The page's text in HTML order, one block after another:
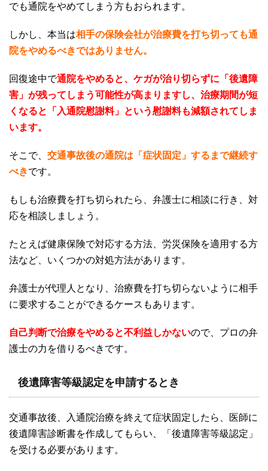
でも通院をやめてしまう方もおられます。
しかし、本当は相手の保険会社が治療費を打ち切っても通
院をやめるべきではありません。
回復途中で通院をやめると、ケガが治り切らずに 「後遺障
害」が残ってしまう可能性が高まりますし、治療期間が短
くなると「入通院慰謝料」という慰謝料も減額されてしま
います。
そこで、 交通事故後の通院は「症状固定」するまで継続す
べきです。
もしも治療費を打ち切られたら、弁護士に相談に行き、対
応を相談しましょう。
たとえば健康保険で対応する方法、労災保険を適用する方
法など、いくつかの対処方法があります。
弁護士が代理人となり、治療費を打ち切らないように相手
に要求することができるケースもあります。
自己判断で治療をやめると不利益しかないので、プロの弁
護士の力を借りるべきです。
後遺障害等級認定を申請するとき
交通事故後、入通院治療を終えて症状固定したら、医師に
後遺障害診断書を作成してもらい、「後遺障害等級認定」
を受ける必要があります。